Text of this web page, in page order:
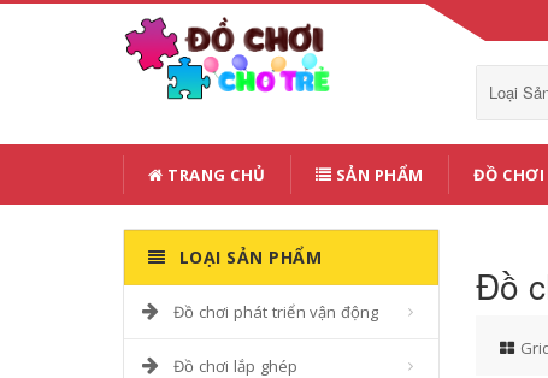
Loại
TRANG CHỦ SẢN PHẨM ĐỒ CHƠI
LOẠI SẢN PHẨM
Đồ chơi phát triển vận động
Đồ chơi lắp ghép
Đồ